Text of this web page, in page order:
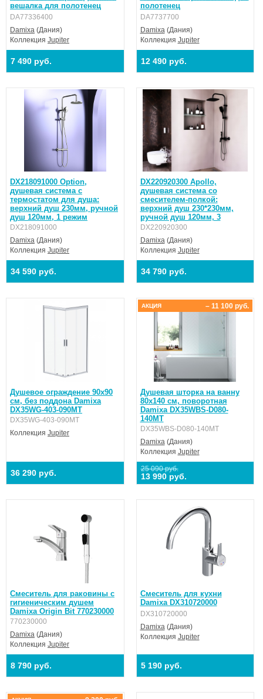
вешалка для полотенец
DA77336400
Damixa (Дания)
Коллекция Jupiter
7 490 руб.
полотенец
DA7737700
Damixa(Дания)
Коллекция Jupiter
12 490 руб.
DX218091000 Option,
душевая система с
термостатом для душа:
верхний душ 230мм, ручной
душ 120мм, 1 режим
DX218091000
Damixa (Дания)
Коллекция Jupiter
34 590 руб.
DX220920300 Apollo,
душевая система со
смесителем-полкой:
верхний душ 230*230мм,
ручной душ 120мм, 3
DX220920300
Damixa(Дания)
Коллекция Jupiter
34 790 руб.
Душевое ограждение 90х90
см, без поддона Damixa
DX35WG-403-090MT
DX35WG-403-090MT
Коллекция Jupiter
36 290 руб.
Душевая шторка на ванну
80х140 см, поворотная
Damixa DX35WBS-D080-
140MT
DX35WBS-D080-140MT
Damixa(Дания)
Коллекция Jupiter
25 090 руб.
13 990 руб.
– 11 100 руб.
АКЦИЯ
Смеситель для раковины с
гигиеническим душем
Damixa Origin Bit 770230000
770230000
Damixa (Дания)
Коллекция Jupiter
8 790 руб.
Смеситель для кухни
Damixa DX310720000
DX310720000
Damixa(Дания)
Коллекция Jupiter
5 190 руб.